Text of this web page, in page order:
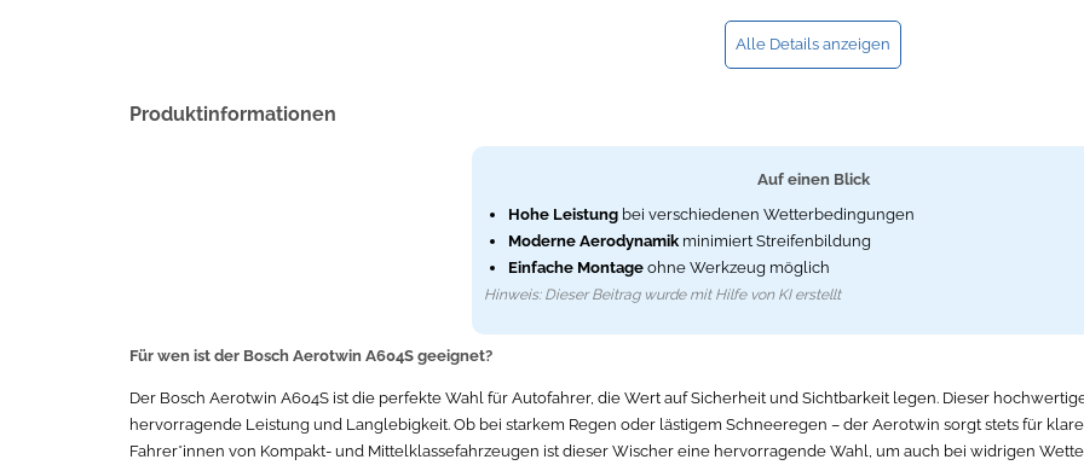
Alle Details anzeigen
Produktinformationen
Auf einen Blick
Hohe Leistungbei verschiedenen Wetterbedingungen
Moderne Aerodynamikminimiert Streifenbildung
Einfache Montageohne Werkzeug möglich
Hinweis: Dieser Beitrag wurde mit Hilfe von KI erstellt
Für wen ist der Bosch Aerotwin A604S geeignet?
Der Bosch Aerotwin A604S ist die perfekte Wahl für Autofahrer, die Wert auf Sicherheit und Sichtbarkeit legen. Dieser
hervorragende Leistung und Langlebigkeit. Ob bei starkem Regen oder lästigem Schneeregen – der Aerotwin sorgt stets für
Fahrer*innen von Kompakt- und Mittelklassefahrzeugen ist dieser Wischer eine hervorragende Wahl, um auch bei widrigen